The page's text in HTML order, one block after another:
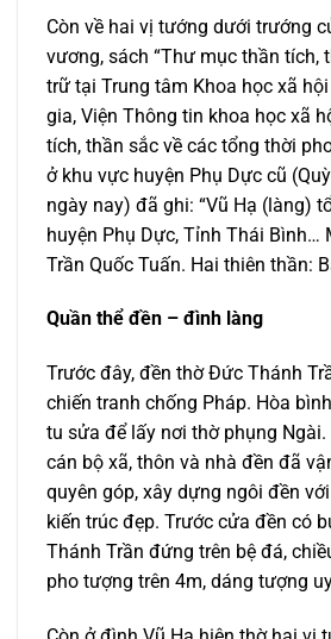
Còn về hai vị tướng dưới trướng
vương, sách “Thư mục thần tích,
trữ tại Trung tâm Khoa học xã
gia, Viện Thông tin khoa học xã
tích, thần sắc về các tổng thời
ở khu vực huyện Phụ Dực cũ
ngày nay) đã ghi: “Vũ Hạ (làng)
huyện Phụ Dực, Tỉnh Thái Bình…
Trần Quốc Tuấn. Hai thiên thần:
Quần thể đền – đình làng
Trước đây, đền thờ Đức Thánh
chiến tranh chống Pháp. Hòa
tu sửa để lấy nơi thờ phụng Ngài.
cán bộ xã, thôn và nhà đền đã
quyên góp, xây dựng ngôi đền
kiến trúc đẹp. Trước cửa đền có
Thánh Trần đứng trên bệ đá,
pho tượng trên 4m, dáng tượng